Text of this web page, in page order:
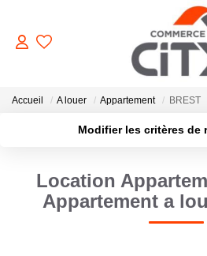
ACHETER
LOUER
Accueil A louer Appartement BREST
Modifier les critères de
Sélectionnez...
Type de bien
Location
Appartement a